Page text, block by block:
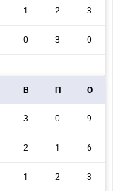
1 2 3
0 3 0
В П О
3 0 9
2 1 6
1 2 3